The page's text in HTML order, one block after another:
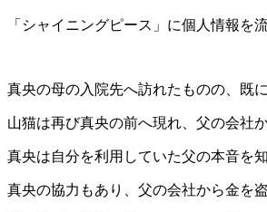
「シャイニングピース」に個人情報を
真央の母の入院先へ訪れたものの、既
山猫は再び真央の前へ現れ、父の会社
真央は自分を利用していた父の本音を
真央の協力もあり、父の会社から金を